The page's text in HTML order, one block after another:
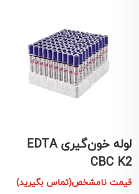
لوله خون‌گیری EDTA
CBC K2
قیمت نامشخص(تماس بگیرید)